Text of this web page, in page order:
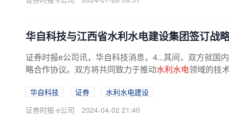
华自科技与江西省水利水电建设集团签订战
证券时报e公司讯，华自科技消息，4...其间，双方就国
略合作协议。双方将共同致力于推动水利水电领域的技
华自科技 证券
水利水电建设
证券时报·e公司
2024-04-02 21:40